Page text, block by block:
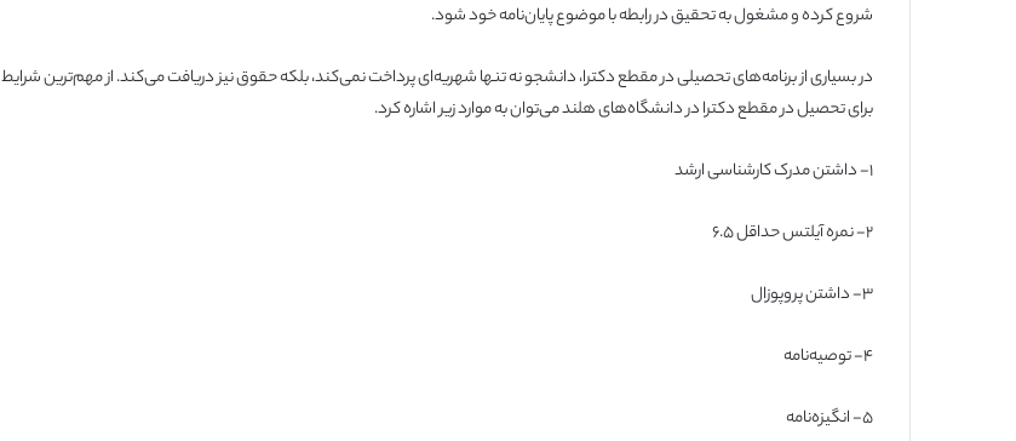
شروع کرده و مشغول به تحقیق در رابطه با موضوع پایان‌نامه خود شود.
در بسیاری از برنامه‌های تحصیلی در مقطع دکترا، دانشجو نه تنها شهریه‌ای پرداخت نمی‌کند، بلکه حقوق نیز دریافت می‌کند. از مهم‌ترین شرایط
برای تحصیل در مقطع دکترا در دانشگاه‌های هلند می‌توان به موارد زیر اشاره کرد.
۱- داشتن مدرک کارشناسی ارشد
۲- نمره آیلتس حداقل ۶.۵
۳- داشتن پروپوزال
۴- توصیه‌نامه
۵- انگیزه‌نامه